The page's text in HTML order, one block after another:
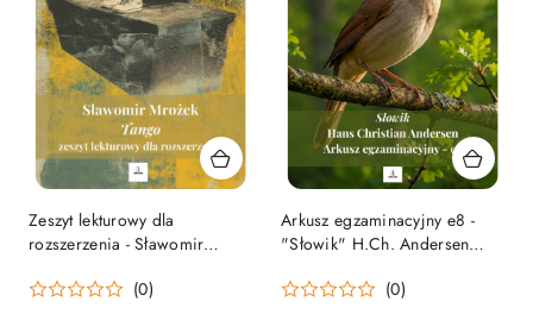
Zeszyt lekturowy dla
rozszerzenia - Sławomir
(0)
Arkusz egzaminacyjny e8 -
"Słowik" H.Ch. Andersen
(0)